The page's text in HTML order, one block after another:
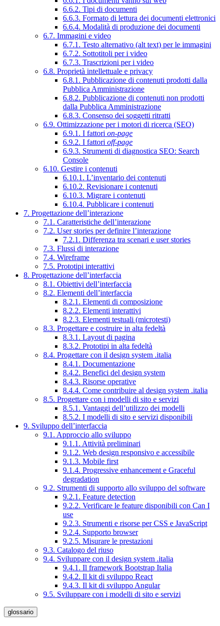
6.6.2. Tipi di documenti
6.6.3. Formato di lettura dei documenti elettronici
6.6.4. Modalità di produzione dei documenti
6.7. Immagini e video
6.7.1. Testo alternativo (alt text) per le immagini
6.7.2. Sottotitoli per i video
6.7.3. Trascrizioni per i video
6.8. Proprietà intellettuale e privacy
6.8.1. Pubblicazione di contenuti prodotti dalla
Pubblica Amministrazione
6.8.2. Pubblicazione di contenuti non prodotti
dalla Pubblica Amministrazione
6.8.3. Consenso dei soggetti ritratti
6.9. Ottimizzazione per i motori di ricerca (SEO)
6.9.1. I fattori on-page
6.9.2. I fattori off-page
6.9.3. Strumenti di diagnostica SEO: Search
Console
6.10. Gestire i contenuti
6.10.1. L’inventario dei contenuti
6.10.2. Revisionare i contenuti
6.10.3. Migrare i contenuti
6.10.4. Pubblicare i contenuti
7. Progettazione dell’interazione
7.1. Caratteristiche dell’interazione
7.2. User stories per definire l’interazione
7.2.1. Differenza tra scenari e user stories
7.3. Flussi di interazione
7.4. Wireframe
7.5. Prototipi interattivi
8. Progettazione dell’interfaccia
8.1. Obiettivi dell’interfaccia
8.2. Elementi dell’interfaccia
8.2.1. Elementi di composizione
8.2.2. Elementi interattivi
8.2.3. Elementi testuali (microtesti)
8.3. Progettare e costruire in alta fedeltà
8.3.1. Layout di pagina
8.3.2. Prototipi in alta fedeltà
8.4. Progettare con il design system .italia
8.4.1. Documentazione
8.4.2. Benefici del design system
8.4.3. Risorse operative
8.4.4. Come contribuire al design system .italia
8.5. Progettare con i modelli di sito e servizi
8.5.1. Vantaggi dell’utilizzo dei modelli
8.5.2. I modelli di sito e servizi disponibili
9. Sviluppo dell’interfaccia
9.1. Approccio allo sviluppo
9.1.1. Attività preliminari
9.1.2. Web design responsivo e accessibile
9.1.3. Mobile first
9.1.4. Progressive enhancement e Graceful
degradation
9.2. Strumenti di supporto allo sviluppo del software
9.2.1. Feature detection
9.2.2. Verificare le feature disponibili con Can I
use
9.2.3. Strumenti e risorse per CSS e JavaScript
9.2.4. Supporto browser
9.2.5. Misurare le prestazioni
9.3. Catalogo del riuso
9.4. Sviluppare con il design system .italia
9.4.1. Il framework Bootstrap Italia
9.4.2. Il kit di sviluppo React
9.4.3. Il kit di sviluppo Angular
9.5. Sviluppare con i modelli di sito e servizi
glossario